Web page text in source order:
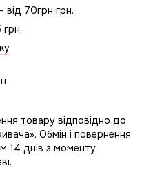
70грн грн.
грн.
товару відповідно до
Обмін і повернення
14 днів з моменту